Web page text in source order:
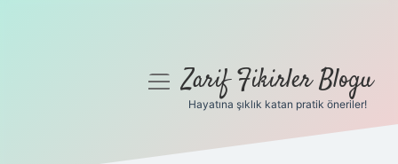
menüyüZarif Fikirler Blogu
Hayatına şıklık katan pratik öneriler!